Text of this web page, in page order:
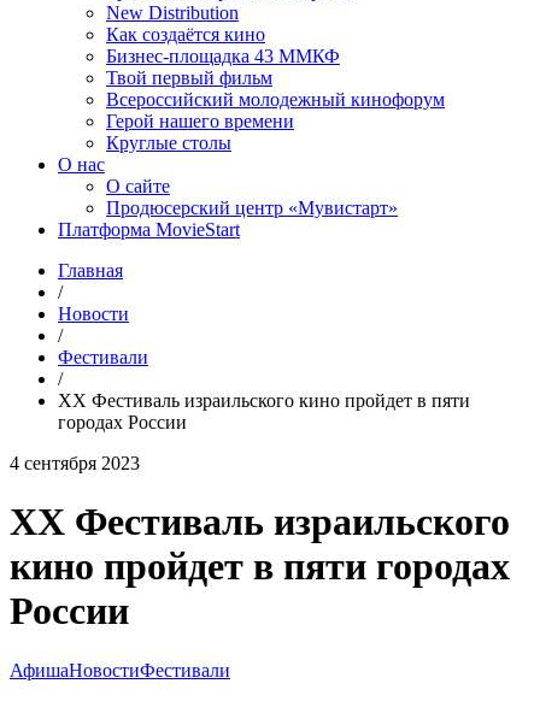
New Distribution
Как создаётся кино
Бизнес-площадка 43 ММКФ
Твой первый фильм
Всероссийский молодежный кинофорум
Герой нашего времени
Круглые столы
О нас
О сайте
Продюсерский центр «Мувистарт»
Платформа MovieStart
Главная
/
Новости
/
Фестивали
/
ХХ Фестиваль израильского кино пройдет в пяти
городах России
4 сентября 2023
ХХ Фестиваль израильского
кино пройдет в пяти городах
России
АфишаНовостиФестивали